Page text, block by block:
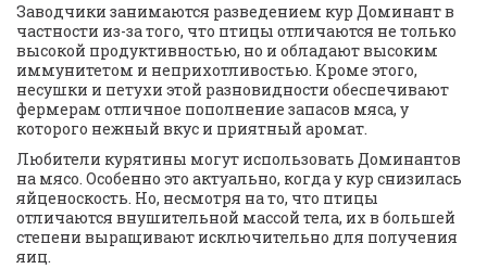
Заводчики занимаются разведением кур Доминант в
частности из-за того, что птицы отличаются не только
высокой продуктивностью, но и обладают высоким
иммунитетом и неприхотливостью. Кроме этого,
несушки и петухи этой разновидности обеспечивают
фермерам отличное пополнение запасов мяса, у
которого нежный вкус и приятный аромат.
Любители курятины могут использовать Доминантов
на мясо. Особенно это актуально, когда у кур снизилась
яйценоскость. Но, несмотря на то, что птицы
отличаются внушительной массой тела, их в большей
степени выращивают исключительно для получения
яиц.